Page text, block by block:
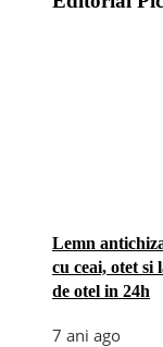
Lemn
cu ceai, otet si
de otel in 24h
7 ani ago